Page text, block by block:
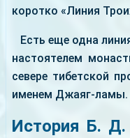
коротко «Линия
Есть еще одна
настоятелем
севере тибетской
именем Джаяг-ламы.
История Б. Д.